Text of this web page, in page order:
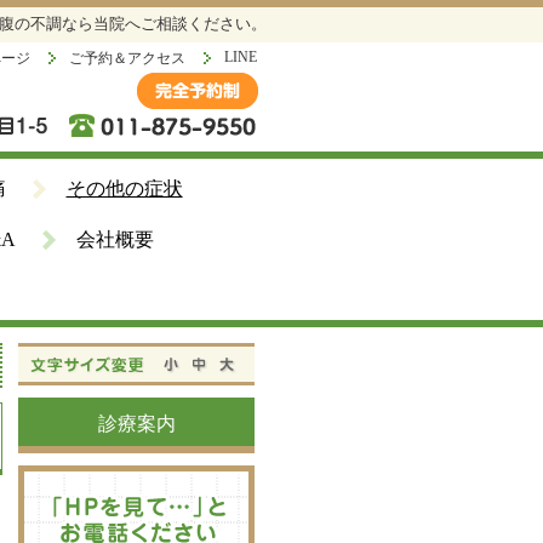
の不調なら当院へご相談ください。
ジ
ご予約＆アクセス LINE
その他の症状
会社概要
診療案内